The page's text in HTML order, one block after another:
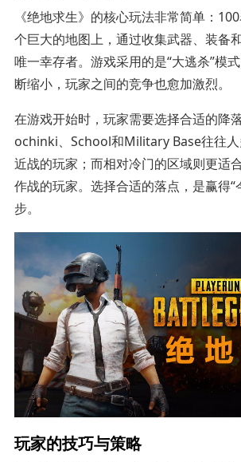
《绝地求生》的核心玩法非常简单：
个巨大的地图上，通过收集武器、装备
唯一幸存者。游戏采用的是“大逃杀”模
断缩小，玩家之间的竞争也愈加激烈。
在游戏开始时，玩家需要选择合适的降
ochinki、School和Military Base往往
近战的玩家；而相对冷门的区域则更适
作战的玩家。选择合适的落点，是赢得“
步。
玩家的技巧与策略